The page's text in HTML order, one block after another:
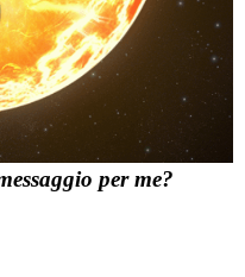
per me?